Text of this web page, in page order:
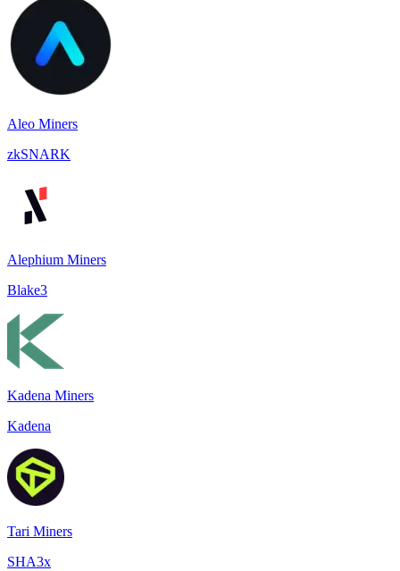
Aleo Miners
zkSNARK
Alephium Miners
Blake3
Kadena Miners
Kadena
Tari Miners
SHA3x